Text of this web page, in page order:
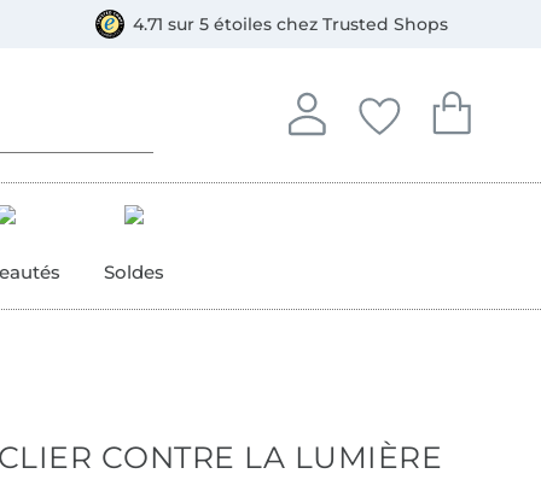
4.71 sur 5 étoiles chez Trusted Shops
Se connecter
Se connecter à votre
Mes favoris
Vous avez
Mon
Vous avez
Soldes
CONTRE LA LUMIÈRE
Bancontact